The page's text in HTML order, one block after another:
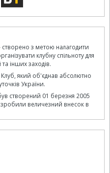
з метою налагодити
клубну спільноту для
інших заходів.
який об'єднав абсолютно
України.
створений 01 березня 2005
величезний внесок в